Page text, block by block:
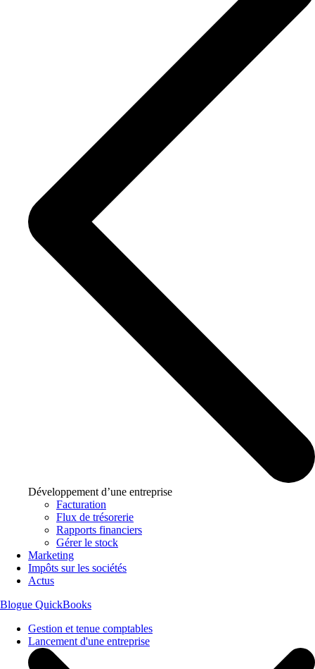
Développement d’une entreprise
Facturation
Flux de trésorerie
Rapports financiers
Gérer le stock
Marketing
Impôts sur les sociétés
Actus
Blogue QuickBooks
Gestion et tenue comptables
Lancement d'une entreprise